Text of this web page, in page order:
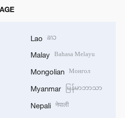
Lao ລາວ
Malay Bahasa Melayu
Mongolian Монгол
Myanmar မြန်မာဘာသာ
Nepali नेपाली